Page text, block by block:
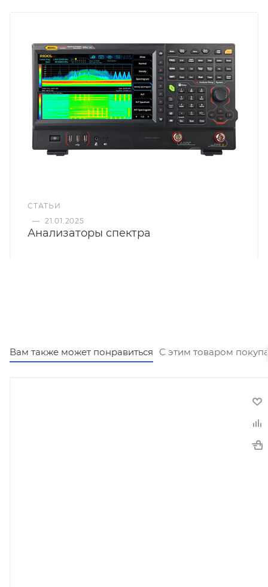
СТАТЬИ
— 21.01.2025
Анализаторы спектра
Вам также может понравиться С этим товаром